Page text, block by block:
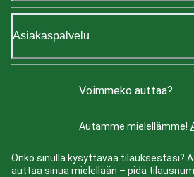
Asiakaspalvelu
Voimmeko auttaa?
Autamme mielellämme!
Onko sinulla kysyttävää tilauksestasi?
auttaa sinua mielellään – pidä